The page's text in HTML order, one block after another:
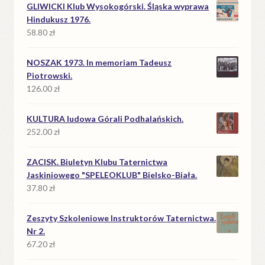
39.90 zł.18.90 zł.
GLIWICKI Klub Wysokogórski. Śląska wyprawa
Hindukusz 1976.
58.80zł
NOSZAK 1973. In memoriam Tadeusz
Piotrowski.
126.00zł
KULTURA ludowa Górali Podhalańskich.
252.00zł
ZACISK. Biuletyn Klubu Taternictwa
Jaskiniowego "SPELEOKLUB" Bielsko-Biała.
37.80zł
Zeszyty Szkoleniowe Instruktorów Taternictwa.
Nr 2.
67.20zł